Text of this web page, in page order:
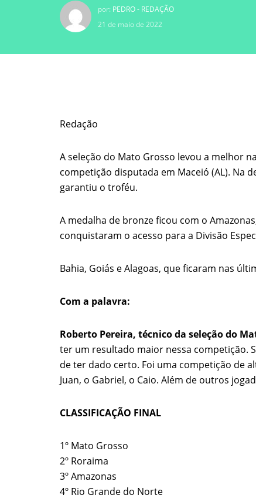
por: PEDRO - REDAÇÃO
21 de maio de 2022
Redação
A seleção do Mato Grosso levou a melhor
competição disputada em Maceió (AL). Na
garantiu o troféu.
A medalha de bronze ficou com o
conquistaram o acesso para a Divisão
Bahia, Goiás e Alagoas, que ficaram nas
Com a palavra:
Roberto Pereira, técnico da seleção do
ter um resultado maior nessa competição.
de ter dado certo. Foi uma competição de
Juan, o Gabriel, o Caio. Além de outros
CLASSIFICAÇÃO FINAL
1º Mato Grosso
2º Roraima
3º Amazonas
4º Rio Grande do Norte
QUEM SOMOS